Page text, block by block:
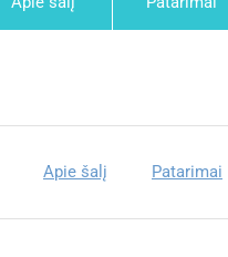
Apie šalį Patarimai